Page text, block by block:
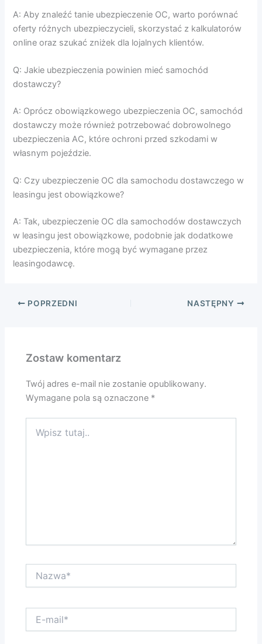
A: Aby znaleźć tanie ubezpieczenie OC, warto porównać
oferty różnych ubezpieczycieli, skorzystać z kalkulatorów
online oraz szukać zniżek dla lojalnych klientów.
Q: Jakie ubezpieczenia powinien mieć samochód
dostawczy?
A: Oprócz obowiązkowego ubezpieczenia OC, samochód
dostawczy może również potrzebować dobrowolnego
ubezpieczenia AC, które ochroni przed szkodami w
własnym pojeździe.
Q: Czy ubezpieczenie OC dla samochodu dostawczego w
leasingu jest obowiązkowe?
A: Tak, ubezpieczenie OC dla samochodów dostawczych
w leasingu jest obowiązkowe, podobnie jak dodatkowe
ubezpieczenia, które mogą być wymagane przez
leasingodawcę.
POPRZEDNI NASTĘPNY
Zostaw komentarz
Twój adres e-mail nie zostanie opublikowany.
Wymagane pola są oznaczone *
tutaj..
mail*